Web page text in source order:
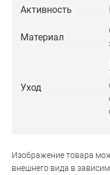
Активность
Материал
Уход
Изображение товара
внешнего вида в